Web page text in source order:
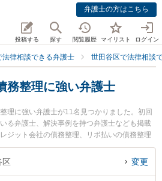
弁護士の方はこちら
投稿する 探す 閲覧履歴 マイリスト ログイン
法律相談できる弁護士 世田谷区で法律相談
務整理に強い弁護士
理に強い弁護士が11名見つかりました。初回
る弁護士、解決事例を持つ弁護士なども掲載
ジット会社の債務整理、リボ払いの債務整理
もでき便利です。特に弁護士法人東京あすな
千歳烏山法律事務所の松宮 英人弁護士、クレ
区 変更